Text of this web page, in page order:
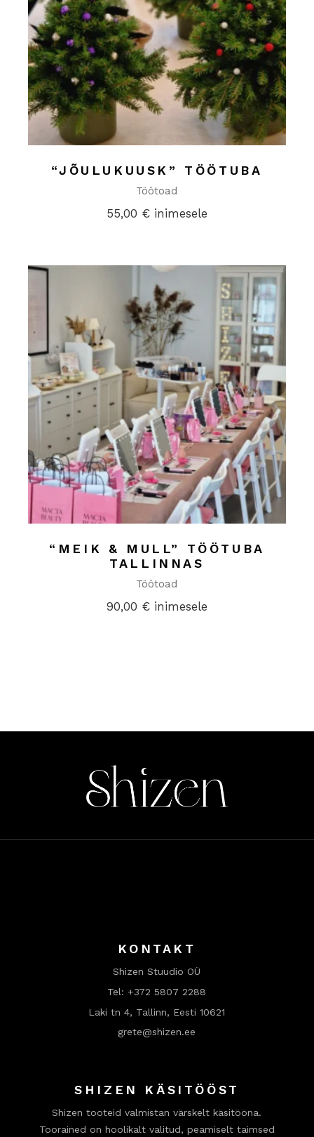
“JÕULUKUUSK” TÖÖTUBA
Töötoad
55,00 €inimesele
“MEIK & MULL” TÖÖTUBA
TALLINNAS
Töötoad
90,00 €inimesele
KONTAKT
Shizen Stuudio OÜ
Tel: +372 5807 2288
Laki tn 4, Tallinn, Eesti 10621
grete@shizen.ee
SHIZEN KÄSITÖÖST
Shizen tooteid valmistan värskelt käsitööna.
Toorained on hoolikalt valitud, peamiselt taimsed